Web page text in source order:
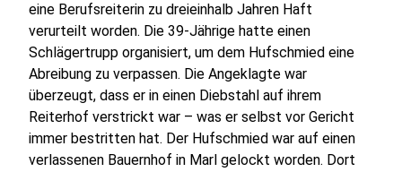
eine Berufsreiterin zu dreieinhalb Jahren Haft
verurteilt worden. Die 39-Jährige hatte einen
Schlägertrupp organisiert, um dem Hufschmied eine
Abreibung zu verpassen. Die Angeklagte war
überzeugt, dass er in einen Diebstahl auf ihrem
Reiterhof verstrickt war – was er selbst vor Gericht
immer bestritten hat. Der Hufschmied war auf einen
verlassenen Bauernhof in Marl gelockt worden. Dort